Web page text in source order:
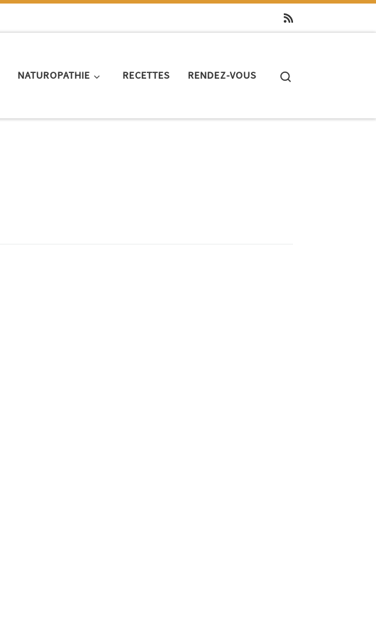
NATUROPATHIE RECETTES RENDEZ-VOUS